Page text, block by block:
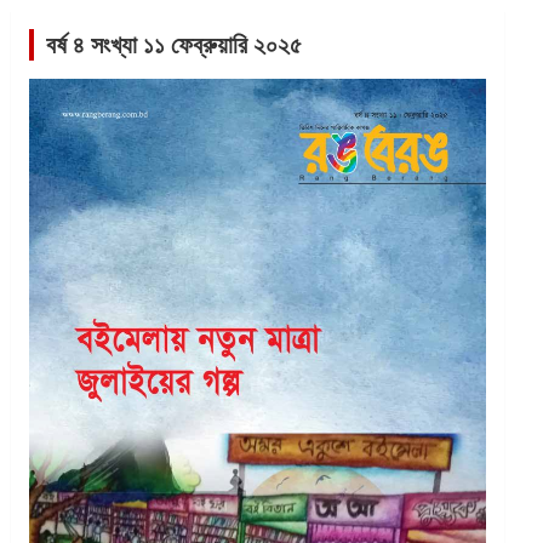
বর্ষ ৪ সংখ্যা ১১ ফেব্রুয়ারি ২০২৫